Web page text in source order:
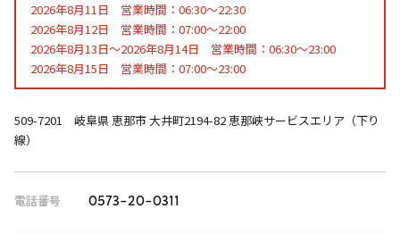
2026年8月11日 営業時間：06:30～22:30
2026年8月12日 営業時間：07:00～22:00
2026年8月13日～2026年8月14日 営業時間：06:30～23:00
2026年8月15日 営業時間：07:00～23:00
509-7201 岐阜県 恵那市 大井町2194-82 恵那峡サービスエリア（下り
線）
電話番号 0573-20-0311